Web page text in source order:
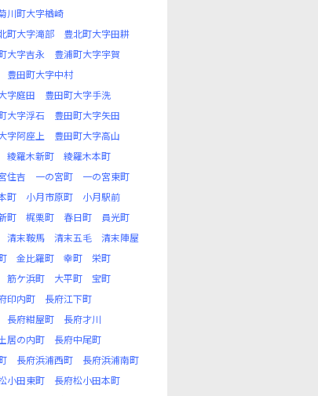
川町大字楢崎
町大字滝部
豊北町大字田耕
大字吉永
豊浦町大字宇賀
豊田町大字中村
字庭田
豊田町大字手洗
大字浮石
豊田町大字矢田
字阿座上
豊田町大字高山
綾羅木新町
綾羅木本町
住吉 一の宮町
一の宮東町
町 小月市原町
小月駅前
町 梶栗町 春日町
員光町
清末鞍馬 清末五毛
清末陣屋
金比羅町 幸町
栄町
筋ケ浜町 大平町
宝町
印内町
長府江下町
長府紺屋町
長府才川
居の内町
長府中尾町
長府浜浦西町
長府浜浦南町
小田東町
長府松小田本町